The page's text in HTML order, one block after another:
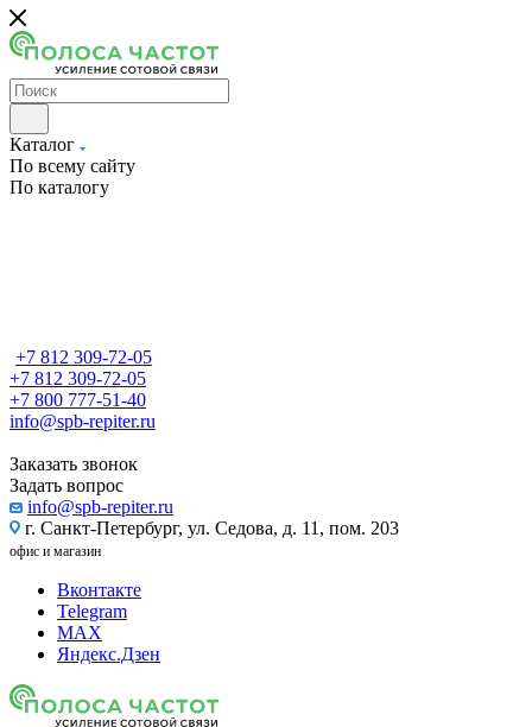
Каталог
По всему сайту
По каталогу
+7 812 309-72-05
+7 812 309-72-05
+7 800 777-51-40
info@spb-repiter.ru
Заказать звонок
Задать вопрос
info@spb-repiter.ru
г. Санкт-Петербург, ул. Седова, д. 11, пом. 203
офис и магазин
Вконтакте
Telegram
MAX
Яндекс.Дзен